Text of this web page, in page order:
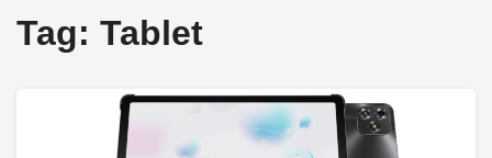
Tag: Tablet